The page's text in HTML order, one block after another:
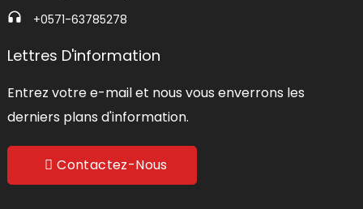
+0571-63785278
Lettres D'information
Entrez votre e-mail et nous vous enverrons les
derniers plans d'information.
Contactez-Nous